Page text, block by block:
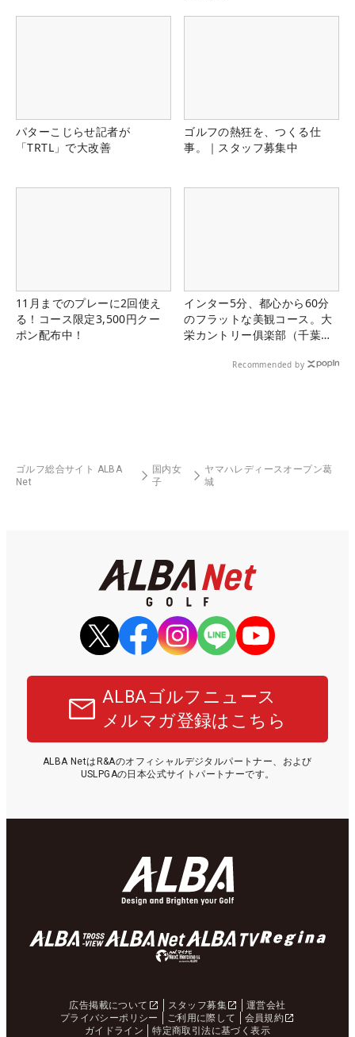
パターこじらせ記者が
「TRTL」で大改善
ゴルフの熱狂を、つくる仕
事。｜スタッフ募集中
11月までのプレーに2回使え
る！コース限定3,500円クー
ポン配布中！
インター5分、都心から60分
のフラットな美観コース。大
栄カントリー俱楽部（千葉
Recommended by
ゴルフ総合サイト ALBA
Net
国内女
子
ヤマハレディースオープン葛
城
ALBAゴルフニュース
メルマガ登録はこちら
ALBA NetはR&Aのオフィシャルデジタルパートナー、および
USLPGAの日本公式サイトパートナーです。
広告掲載について スタッフ募集
運営会社
プライバシーポリシー
ご利用に際して
会員規約
ガイドライン
特定商取引法に基づく表示